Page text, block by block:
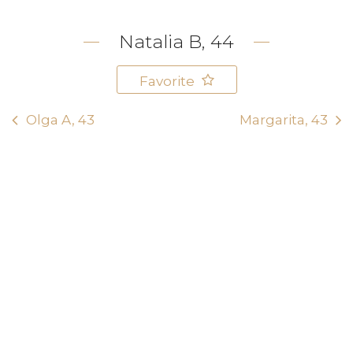
Natalia B, 44
Favorite
Olga A, 43 Margarita, 43